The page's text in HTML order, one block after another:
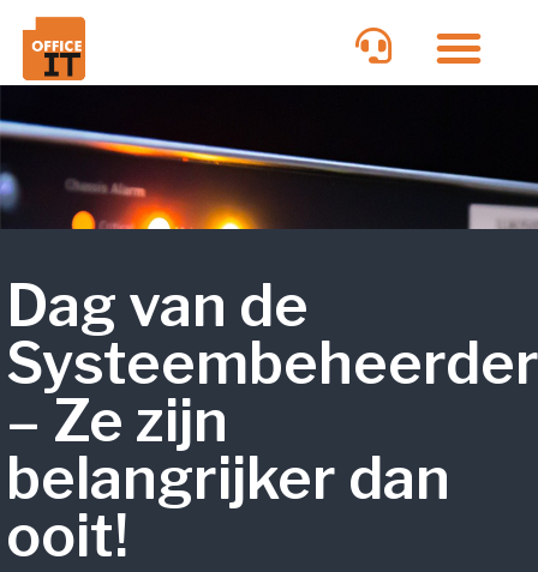
Dag van de
Systeembeheerder
– Ze zijn
belangrijker dan
ooit!